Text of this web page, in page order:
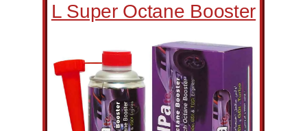
L Super Octane Booster